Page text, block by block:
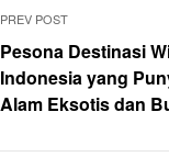
PREV POST
Pesona Destinasi
Indonesia yang
Alam Eksotis dan